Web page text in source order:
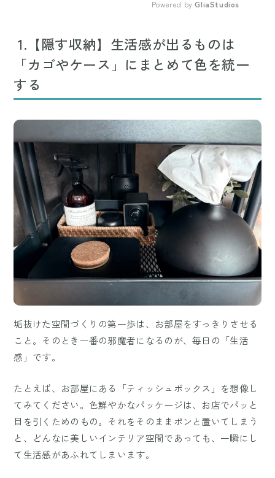
Powered by GliaStudios
1.【隠す収納】生活感が出るものは
「カゴやケース」にまとめて色を統一
する
垢抜けた空間づくりの第一歩は、お部屋をすっきりさせる
こと。そのとき一番の邪魔者になるのが、毎日の「生活
感」です。
たとえば、お部屋にある「ティッシュボックス」を想像し
てみてください。色鮮やかなパッケージは、お店でパッと
目を引くためのもの。それをそのままポンと置いてしまう
と、どんなに美しいインテリア空間であっても、一瞬にし
て生活感があふれてしまいます。